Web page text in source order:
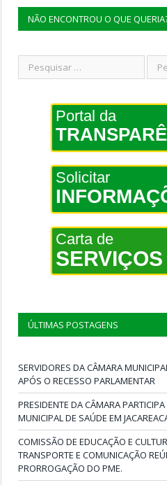
NÃO ENCONTROU O QUE
Portal da
Solicitar
Carta de
SERVIÇOS
ÚLTIMAS POSTAGENS
SERVIDORES DA CÂMARA
APÓS O RECESSO PARLAMENTAR
PRESIDENTE DA CÂMARA
MUNICIPAL DE SAÚDE EM
COMISSÃO DE EDUCAÇÃO E
TRANSPORTE E COMUNICAÇÃO
PRORROGAÇÃO DO PME.